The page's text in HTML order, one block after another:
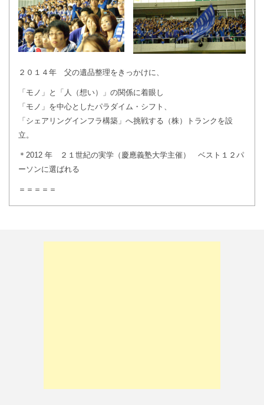
２０１４年 父の遺品整理をきっかけに、
「モノ」と「人（想い）」の関係に着眼し
「モノ」を中心としたパラダイム・シフト、
「シェアリングインフラ構築」へ挑戦する（株）トランクを設
立。
＊2012 年 ２１世紀の実学（慶應義塾大学主催） ベスト１２パ
ーソンに選ばれる
＝＝＝＝＝